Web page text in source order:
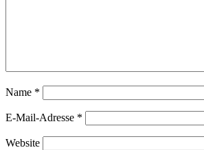
Name *
E-Mail-Adresse *
Website